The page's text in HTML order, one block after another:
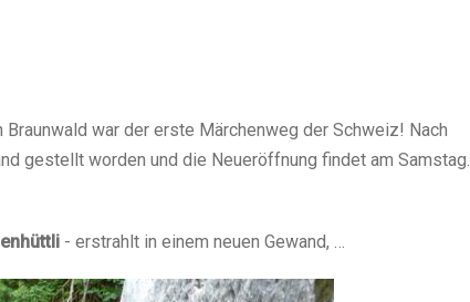
Braunwald war der erste Märchenweg der Schweiz! Nach
gestellt worden und die Neueröffnung findet am Samstag.
- erstrahlt in einem neuen Gewand, …